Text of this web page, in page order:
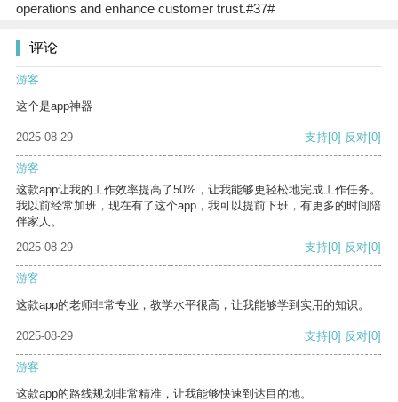
operations and enhance customer trust.#37#
评论
游客
这个是app神器
2025-08-29 支持[0] 反对[0]
游客
这款app让我的工作效率提高了50%，让我能够更轻松地完成工作任务。
我以前经常加班，现在有了这个app，我可以提前下班，有更多的时间陪
伴家人。
2025-08-29
支持[0] 反对[0]
游客
这款app的老师非常专业，教学水平很高，让我能够学到实用的知识。
2025-08-29 支持[0] 反对[0]
游客
这款app的路线规划非常精准，让我能够快速到达目的地。